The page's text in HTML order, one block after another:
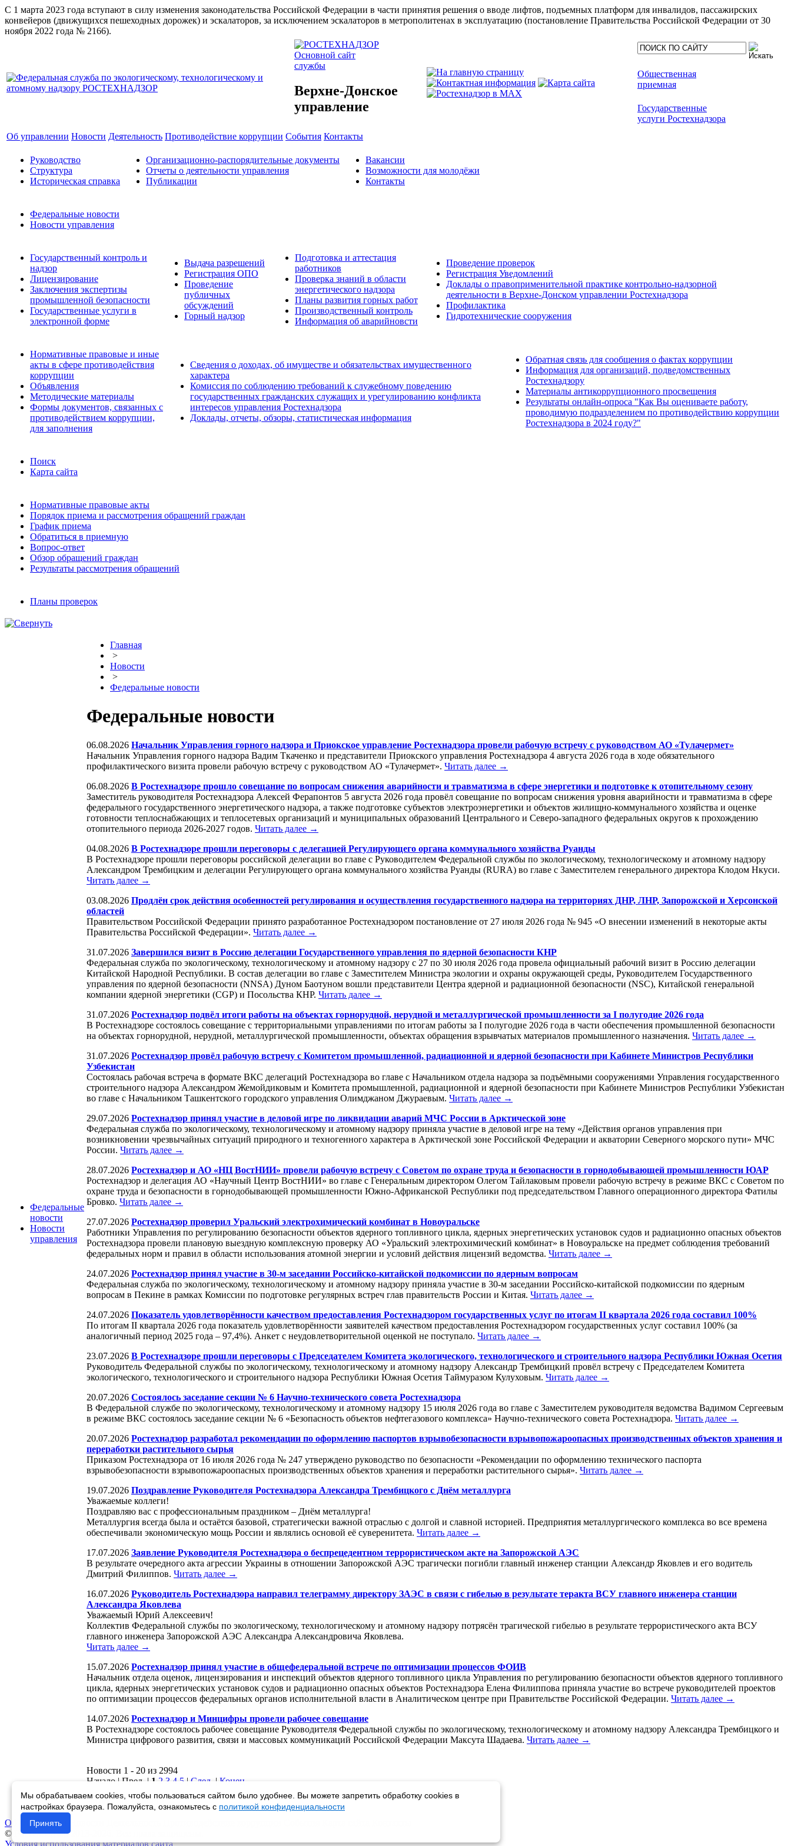
С 1 марта 2023 года вступают в силу изменения законодательства Российской Федерации в части принятия решения о вводе лифтов, подъемных платформ для инвалидов, пассажирских
конвейеров (движущихся пешеходных дорожек) и эскалаторов, за исключением эскалаторов в метрополитенах в эксплуатацию (постановление Правительства Российской Федерации от 30
ноября 2022 года № 2166).
Основной сайт
службы
Верхне-Донское
управление
Общественная
приемная
Государственные
услуги Ростехнадзора
Об управлении Новости Деятельность Противодействие коррупции События Контакты
Руководство
Структура
Историческая справка
Организационно-распорядительные документы
Отчеты о деятельности управления
Публикации
Вакансии
Возможности для молодёжи
Контакты
Федеральные новости
Новости управления
Государственный контроль и
надзор
Лицензирование
Заключения экспертизы
промышленной безопасности
Государственные услуги в
электронной форме
Выдача разрешений
Регистрация ОПО
Проведение
публичных
обсуждений
Горный надзор
Подготовка и аттестация
работников
Проверка знаний в области
энергетического надзора
Планы развития горных работ
Производственный контроль
Информация об аварийновсти
Проведение проверок
Регистрация Уведомлений
Доклады о правоприменительной практике контрольно-надзорной
деятельности в Верхне-Донском управлении Ростехнадзора
Профилактика
Гидротехнические сооружения
Нормативные правовые и иные
акты в сфере противодействия
коррупции
Объявления
Методические материалы
Формы документов, связанных с
противодействием коррупции,
для заполнения
Сведения о доходах, об имуществе и обязательствах имущественного
характера
Комиссия по соблюдению требований к служебному поведению
государственных гражданских служащих и урегулированию конфликта
интересов управления Ростехнадзора
Доклады, отчеты, обзоры, статистическая информация
Обратная связь для сообщения о фактах коррупции
Информация для организаций, подведомственных
Ростехнадзору
Материалы антикоррупционного просвещения
Результаты онлайн-опроса "Как Вы оцениваете работу,
проводимую подразделением по противодействию коррупции
Ростехнадзора в 2024 году?"
Поиск
Карта сайта
Нормативные правовые акты
Порядок приема и рассмотрения обращений граждан
График приема
Обратиться в приемную
Вопрос-ответ
Обзор обращений граждан
Результаты рассмотрения обращений
Планы проверок
Федеральные
новости
Новости
управления
Главная
>
Новости
>
Федеральные новости
Федеральные новости
06.08.2026 Начальник Управления горного надзора и Приокское управление Ростехнадзора провели рабочую встречу с руководством АО «Тулачермет»
Начальник Управления горного надзора Вадим Ткаченко и представители Приокского управления Ростехнадзора 4 августа 2026 года в ходе обязательного
профилактического визита провели рабочую встречу с руководством АО «Тулачермет». Читать далее →
06.08.2026 В Ростехнадзоре прошло совещание по вопросам снижения аварийности и травматизма в сфере энергетики и подготовке к отопительному сезону
Заместитель руководителя Ростехнадзора Алексей Ферапонтов 5 августа 2026 года провёл совещание по вопросам снижения уровня аварийности и травматизма в сфере
федерального государственного энергетического надзора, а также подготовке субъектов электроэнергетики и объектов жилищно-коммунального хозяйства и оценке
готовности теплоснабжающих и теплосетевых организаций и муниципальных образований Центрального и Северо-западного федеральных округов к прохождению
отопительного периода 2026-2027 годов. Читать далее →
04.08.2026 В Ростехнадзоре прошли переговоры с делегацией Регулирующего органа коммунального хозяйства Руанды
В Ростехнадзоре прошли переговоры российской делегации во главе с Руководителем Федеральной службы по экологическому, технологическому и атомному надзору
Александром Трембицким и делегации Регулирующего органа коммунального хозяйства Руанды (RURA) во главе с Заместителем генерального директора Клодом Нкуси.
Читать далее →
03.08.2026 Продлён срок действия особенностей регулирования и осуществления государственного надзора на территориях ДНР, ЛНР, Запорожской и Херсонской
областей
Правительством Российской Федерации принято разработанное Ростехнадзором постановление от 27 июля 2026 года № 945 «О внесении изменений в некоторые акты
Правительства Российской Федерации». Читать далее →
31.07.2026 Завершился визит в Россию делегации Государственного управления по ядерной безопасности КНР
Федеральная служба по экологическому, технологическому и атомному надзору с 27 по 30 июля 2026 года провела официальный рабочий визит в Россию делегации
Китайской Народной Республики. В состав делегации во главе с Заместителем Министра экологии и охраны окружающей среды, Руководителем Государственного
управления по ядерной безопасности (NNSA) Дуном Баотуном вошли представители Центра ядерной и радиационной безопасности (NSC), Китайской генеральной
компании ядерной энергетики (CGP) и Посольства КНР. Читать далее →
31.07.2026 Ростехнадзор подвёл итоги работы на объектах горнорудной, нерудной и металлургической промышленности за I полугодие 2026 года
В Ростехнадзоре состоялось совещание с территориальными управлениями по итогам работы за I полугодие 2026 года в части обеспечения промышленной безопасности
на объектах горнорудной, нерудной, металлургической промышленности, объектах обращения взрывчатых материалов промышленного назначения. Читать далее →
31.07.2026 Ростехнадзор провёл рабочую встречу с Комитетом промышленной, радиационной и ядерной безопасности при Кабинете Министров Республики
Узбекистан
Состоялась рабочая встреча в формате ВКС делегаций Ростехнадзора во главе с Начальником отдела надзора за подъёмными сооружениями Управления государственного
строительного надзора Александром Жемойдиковым и Комитета промышленной, радиационной и ядерной безопасности при Кабинете Министров Республики Узбекистан
во главе с Начальником Ташкентского городского управления Олимджаном Джураевым. Читать далее →
29.07.2026 Ростехнадзор принял участие в деловой игре по ликвидации аварий МЧС России в Арктической зоне
Федеральная служба по экологическому, технологическому и атомному надзору приняла участие в деловой игре на тему «Действия органов управления при
возникновении чрезвычайных ситуаций природного и техногенного характера в Арктической зоне Российской Федерации и акватории Северного морского пути» МЧС
России. Читать далее →
28.07.2026 Ростехнадзор и АО «НЦ ВостНИИ» провели рабочую встречу с Советом по охране труда и безопасности в горнодобывающей промышленности ЮАР
Ростехнадзор и делегация АО «Научный Центр ВостНИИ» во главе с Генеральным директором Олегом Тайлаковым провели рабочую встречу в режиме ВКС с Советом по
охране труда и безопасности в горнодобывающей промышленности Южно-Африканской Республики под председательством Главного операционного директора Фатилы
Бровко. Читать далее →
27.07.2026 Ростехнадзор проверил Уральский электрохимический комбинат в Новоуральске
Работники Управления по регулированию безопасности объектов ядерного топливного цикла, ядерных энергетических установок судов и радиационно опасных объектов
Ростехнадзора провели плановую выездную комплексную проверку АО «Уральский электрохимический комбинат» в Новоуральске на предмет соблюдения требований
федеральных норм и правил в области использования атомной энергии и условий действия лицензий ведомства. Читать далее →
24.07.2026 Ростехнадзор принял участие в 30-м заседании Российско-китайской подкомиссии по ядерным вопросам
Федеральная служба по экологическому, технологическому и атомному надзору приняла участие в 30-м заседании Российско-китайской подкомиссии по ядерным
вопросам в Пекине в рамках Комиссии по подготовке регулярных встреч глав правительств России и Китая. Читать далее →
24.07.2026 Показатель удовлетворённости качеством предоставления Ростехнадзором государственных услуг по итогам II квартала 2026 года составил 100%
По итогам II квартала 2026 года показатель удовлетворённости заявителей качеством предоставления Ростехнадзором государственных услуг составил 100% (за
аналогичный период 2025 года – 97,4%). Анкет с неудовлетворительной оценкой не поступало. Читать далее →
23.07.2026 В Ростехнадзоре прошли переговоры с Председателем Комитета экологического, технологического и строительного надзора Республики Южная Осетия
Руководитель Федеральной службы по экологическому, технологическому и атомному надзору Александр Трембицкий провёл встречу с Председателем Комитета
экологического, технологического и строительного надзора Республики Южная Осетия Таймуразом Кулуховым. Читать далее →
20.07.2026 Состоялось заседание секции № 6 Научно-технического совета Ростехнадзора
В Федеральной службе по экологическому, технологическому и атомному надзору 15 июля 2026 года во главе с Заместителем руководителя ведомства Вадимом Сергеевым
в режиме ВКС состоялось заседание секции № 6 «Безопасность объектов нефтегазового комплекса» Научно-технического совета Ростехнадзора. Читать далее →
20.07.2026 Ростехнадзор разработал рекомендации по оформлению паспортов взрывобезопасности взрывопожароопасных производственных объектов хранения и
переработки растительного сырья
Приказом Ростехнадзора от 16 июля 2026 года № 247 утверждено руководство по безопасности «Рекомендации по оформлению технического паспорта
взрывобезопасности взрывопожароопасных производственных объектов хранения и переработки растительного сырья». Читать далее →
19.07.2026 Поздравление Руководителя Ростехнадзора Александра Трембицкого с Днём металлурга
Уважаемые коллеги!
Поздравляю вас с профессиональным праздником – Днём металлурга!
Металлургия всегда была и остаётся базовой, стратегически важной отраслью с долгой и славной историей. Предприятия металлургического комплекса во все времена
обеспечивали экономическую мощь России и являлись основой её суверенитета. Читать далее →
17.07.2026 Заявление Руководителя Ростехнадзора о беспрецедентном террористическом акте на Запорожской АЭС
В результате очередного акта агрессии Украины в отношении Запорожской АЭС трагически погибли главный инженер станции Александр Яковлев и его водитель
Дмитрий Филиппов. Читать далее →
16.07.2026 Руководитель Ростехнадзора направил телеграмму директору ЗАЭС в связи с гибелью в результате теракта ВСУ главного инженера станции
Александра Яковлева
Уважаемый Юрий Алексеевич!
Коллектив Федеральной службы по экологическому, технологическому и атомному надзору потрясён трагической гибелью в результате террористического акта ВСУ
главного инженера Запорожской АЭС Александра Александровича Яковлева.
Читать далее →
15.07.2026 Ростехнадзор принял участие в общефедеральной встрече по оптимизации процессов ФОИВ
Начальник отдела оценок, лицензирования и инспекций объектов ядерного топливного цикла Управления по регулированию безопасности объектов ядерного топливного
цикла, ядерных энергетических установок судов и радиационно опасных объектов Ростехнадзора Елена Филиппова приняла участие во встрече руководителей проектов
по оптимизации процессов федеральных органов исполнительной власти в Аналитическом центре при Правительстве Российской Федерации. Читать далее →
14.07.2026 Ростехнадзор и Минцифры провели рабочее совещание
В Ростехнадзоре состоялось рабочее совещание Руководителя Федеральной службы по экологическому, технологическому и атомному надзору Александра Трембицкого и
Министра цифрового развития, связи и массовых коммуникаций Российской Федерации Максута Шадаева. Читать далее →
Новости 1 - 20 из 2994
Начало | Пред. | 1 2 3 4 5 | След. | Конец
Читать все новости →
Об управлении
© Ростехнадзор 2013-2026. Все права защищены.
Условия использования материалов сайта
Мы обрабатываем cookies, чтобы пользоваться сайтом было удобнее. Вы можете запретить обработку cookies в
настройках браузера. Пожалуйста, ознакомьтесь с политикой конфиденциальности
Принять